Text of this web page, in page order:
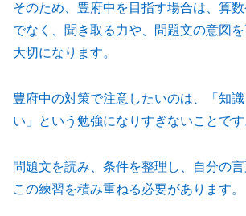
そのため、豊府中を目指す場合は、算
でなく、聞き取る力や、問題文の意図
大切になります。
豊府中の対策で注意したいのは、「知
い」という勉強になりすぎないことです
問題文を読み、条件を整理し、自分の言
この練習を積み重ねる必要があります。